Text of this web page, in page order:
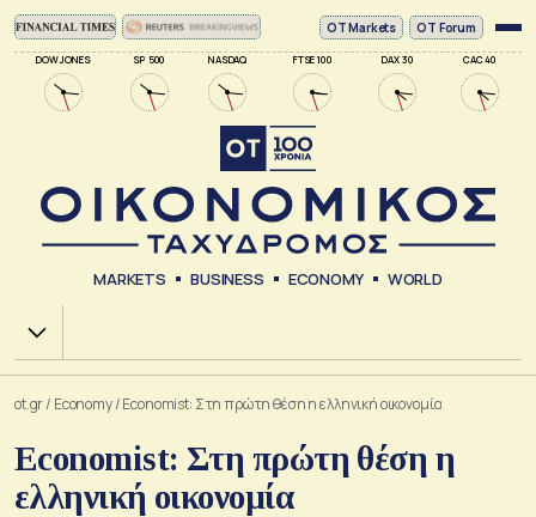
DOW JONES SP 500 NASDAQ FTSE 100 DAX 30 CAC 40
ΟΤ Markets OT Forum
MARKETS BUSINESS ECONOMY WORLD
Χ.Α.
ot.gr/ Economy/Economist: Στη πρώτη θέση η ελληνική οικονομία
Economist: Στη πρώτη θέση η
ελληνική οικονομία